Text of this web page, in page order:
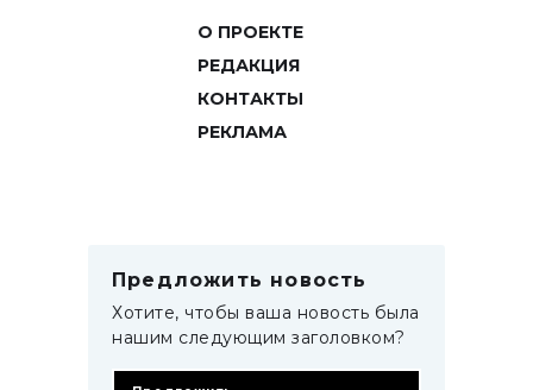
О ПРОЕКТЕ
РЕДАКЦИЯ
КОНТАКТЫ
РЕКЛАМА
Предложить новость
Хотите, чтобы ваша новость была
нашим следующим заголовком?